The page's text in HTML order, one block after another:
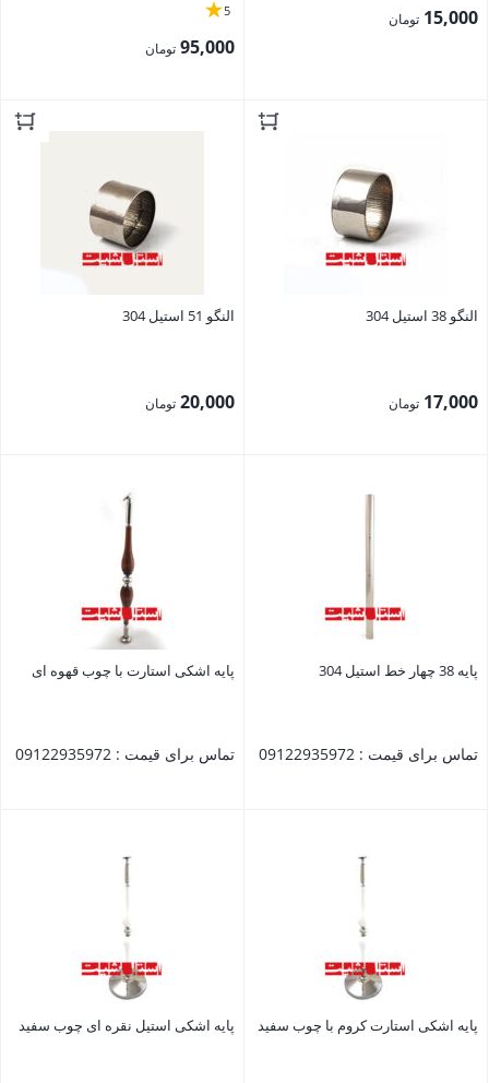
15,000 تومان 5
95,000 تومان
النگو 38 استیل 304
17,000 تومان
النگو 51 استیل 304
20,000 تومان
پایه 38 چهار خط استیل 304
تماس برای قیمت : 09122935972
پایه اشکی استارت با چوب قهوه ای
تماس برای قیمت : 09122935972
پایه اشکی استارت کروم با چوب سفید پایه اشکی استیل نقره ای چوب سفید